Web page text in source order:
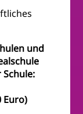
und
Euro)